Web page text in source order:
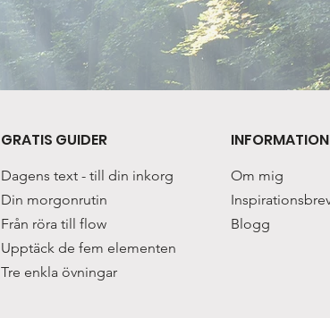
GRATIS GUIDER
Dagens text - till din inkorg
Din morgonrutin
Från röra till flow
Upptäck de fem elementen
Tre enkla övningar
INFORMATION
Om mig
Blogg